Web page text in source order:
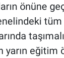
önüne
yarın eğitim